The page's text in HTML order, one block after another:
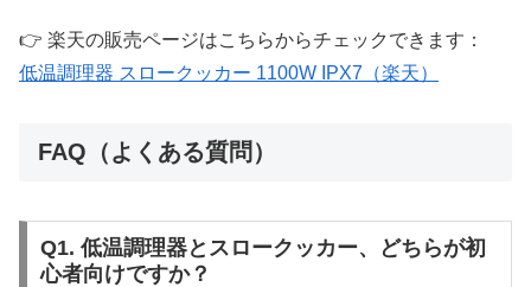
👉 楽天の販売ページはこちらからチェックできます：
低温調理器 スロークッカー 1100W IPX7（楽天）
FAQ（よくある質問）
Q1. 低温調理器とスロークッカー、どちらが初
心者向けですか？